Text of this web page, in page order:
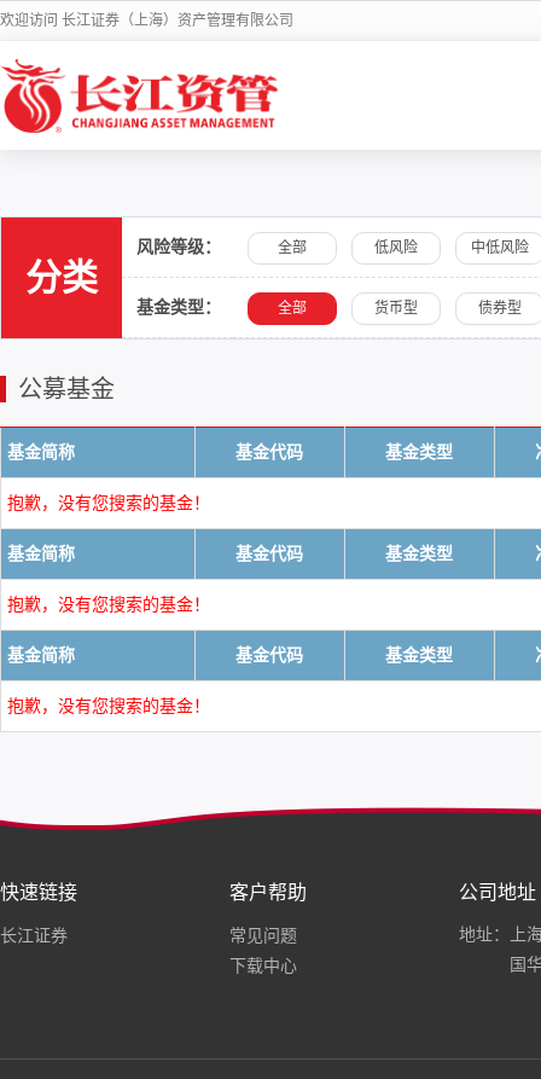
欢迎访问 长江证券（上海）资产管理有限公司
分类
风险等级： 全部 低风险 中低风险
基金类型： 全部 货币型 债券型
公募基金
基金简称 基金代码 基金类型
抱歉，没有您搜索的基金！
基金简称 基金代码 基金类型
抱歉，没有您搜索的基金！
基金简称 基金代码 基金类型
抱歉，没有您搜索的基金！
快速链接
长江证券
客户帮助
常见问题
下载中心
公司地址
地址：上
国